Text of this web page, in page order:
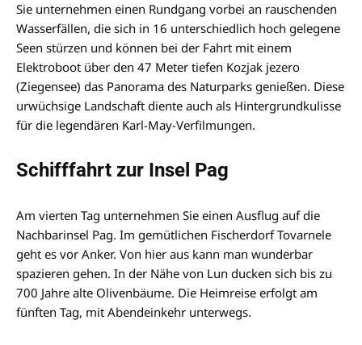
Sie unternehmen einen Rundgang vorbei an rauschenden
Wasserfällen, die sich in 16 unterschiedlich hoch gelegene
Seen stürzen und können bei der Fahrt mit einem
Elektroboot über den 47 Meter tiefen Kozjak jezero
(Ziegensee) das Panorama des Naturparks genießen. Diese
urwüchsige Landschaft diente auch als Hintergrundkulisse
für die legendären Karl-May-Verfilmungen.
Schifffahrt zur Insel Pag
Am vierten Tag unternehmen Sie einen Ausflug auf die
Nachbarinsel Pag. Im gemütlichen Fischerdorf Tovarnele
geht es vor Anker. Von hier aus kann man wunderbar
spazieren gehen. In der Nähe von Lun ducken sich bis zu
700 Jahre alte Olivenbäume. Die Heimreise erfolgt am
fünften Tag, mit Abendeinkehr unterwegs.